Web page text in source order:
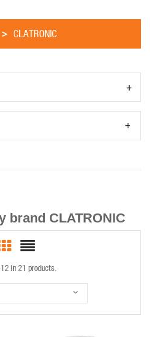
CLATRONIC
brand CLATRONIC
in 21 products.